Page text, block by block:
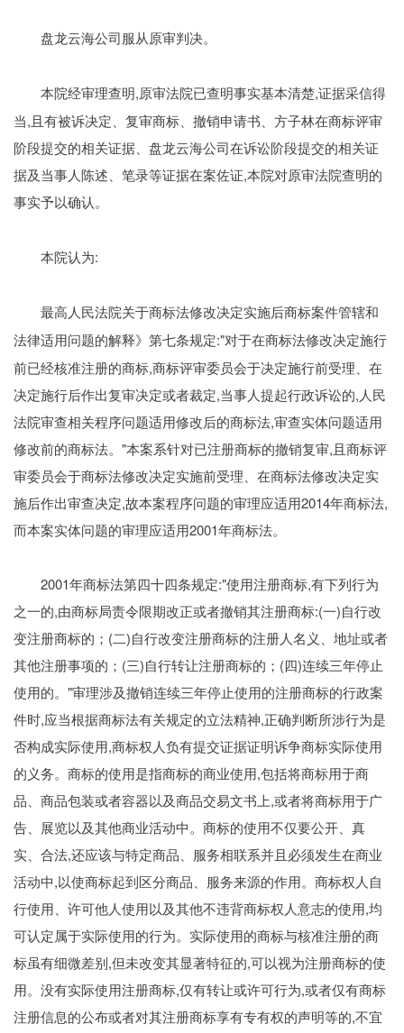
盘龙云海公司服从原审判决。
本院经审理查明,原审法院已查明事实基本清楚,证据采信得
当,且有被诉决定、复审商标、撤销申请书、方子林在商标评审
阶段提交的相关证据、盘龙云海公司在诉讼阶段提交的相关证
据及当事人陈述、笔录等证据在案佐证,本院对原审法院查明的
事实予以确认。
本院认为:
最高人民法院关于商标法修改决定实施后商标案件管辖和
法律适用问题的解释》第七条规定:"对于在商标法修改决定施行
前已经核准注册的商标,商标评审委员会于决定施行前受理、在
决定施行后作出复审决定或者裁定,当事人提起行政诉讼的,人民
法院审查相关程序问题适用修改后的商标法,审查实体问题适用
修改前的商标法。"本案系针对已注册商标的撤销复审,且商标评
审委员会于商标法修改决定实施前受理、在商标法修改决定实
施后作出审查决定,故本案程序问题的审理应适用2014年商标法,
而本案实体问题的审理应适用2001年商标法。
2001年商标法第四十四条规定:"使用注册商标,有下列行为
之一的,由商标局责令限期改正或者撤销其注册商标:(一)自行改
变注册商标的；(二)自行改变注册商标的注册人名义、地址或者
其他注册事项的；(三)自行转让注册商标的；(四)连续三年停止
使用的。"审理涉及撤销连续三年停止使用的注册商标的行政案
件时,应当根据商标法有关规定的立法精神,正确判断所涉行为是
否构成实际使用,商标权人负有提交证据证明诉争商标实际使用
的义务。商标的使用是指商标的商业使用,包括将商标用于商
品、商品包装或者容器以及商品交易文书上,或者将商标用于广
告、展览以及其他商业活动中。商标的使用不仅要公开、真
实、合法,还应该与特定商品、服务相联系并且必须发生在商业
活动中,以使商标起到区分商品、服务来源的作用。商标权人自
行使用、许可他人使用以及其他不违背商标权人意志的使用,均
可认定属于实际使用的行为。实际使用的商标与核准注册的商
标虽有细微差别,但未改变其显著特征的,可以视为注册商标的使
用。没有实际使用注册商标,仅有转让或许可行为,或者仅有商标
注册信息的公布或者对其注册商标享有专有权的声明等的,不宜